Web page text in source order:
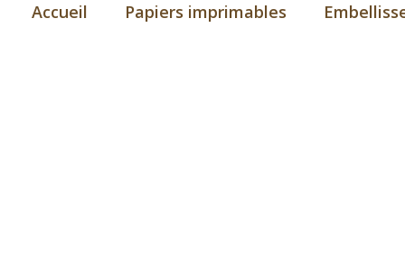
Accueil Papiers imprimables